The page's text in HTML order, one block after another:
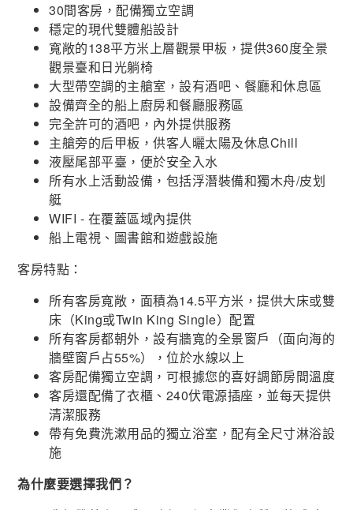
30間客房，配備獨立空調
穩定的現代雙體船設計
寬敞的138平方米上層觀景甲板，提供360度全景
觀景臺和日光躺椅
大型帶空調的主艙室，設有酒吧、餐廳和休息區
設備齊全的船上廚房和餐廳服務區
完全許可的酒吧，內外提供服務
主艙旁的后甲板，供客人曬太陽及休息Chill
液壓尾部平臺，便於安全入水
所有水上活動設備，包括浮潛裝備和獨木舟/皮划
艇
WIFI - 在覆蓋區域內提供
船上電視、圖書館和遊戲設施
客房特點：
所有客房寬敞，面積為14.5平方米，提供大床或雙
床（King或Twin King Single）配置
所有客房都朝外，設有牆寬的全景窗戶（面向海的
牆壁窗戶占55%），位於水線以上
客房配備獨立空調，可根據您的喜好調節房間溫度
客房還配備了衣櫃、240伏電源插座，並每天提供
清潔服務
帶有免費洗漱用品的獨立浴室，配有全尺寸淋浴設
施
為什麼要選擇我們？